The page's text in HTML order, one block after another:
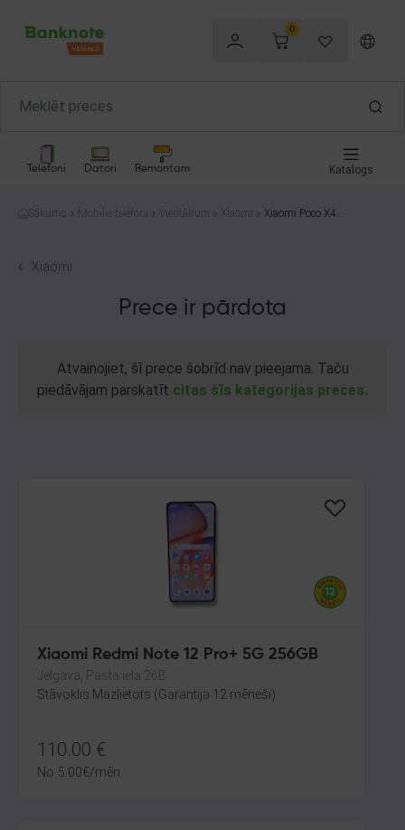
0
Telefoni Datori Remontam Katalogs
Sākums Mobilie telefoni Viedtālruņi Xiaomi
Xiaomi Poco X4
Xiaomi
Prece ir pārdota
Atvainojiet, šī prece šobrīd nav pieejama. Taču
piedāvājam parskatīt citas šīs kategorijas preces.
Xiaomi Redmi Note 12 Pro+ 5G 256GB
Jelgava, Pasta iela 26B
Stāvoklis Mazlietots (Garantija 12 mēneši)
110.00 €
No 5.00€/mēn.